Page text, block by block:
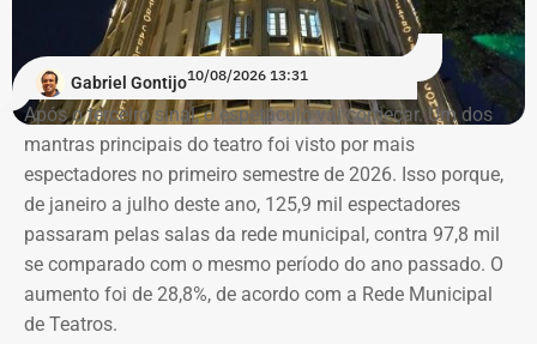
Outros nomes que confirmaram presença na audiência
são o deputado federal Reimont (PT), e representantes do
Sindinformal, do Movimento Unidos dos Camelôs
(MUCA), lideranças das praias e membros do Núcleo de
Trabalhadores Ambulantes do PTRJ, inaugurado
recentemente. Foram convidados ainda, o prefeito
Eduardo Cavaliere (PSD), o secretário municipal de
Ordem Pública, Marcus Belchior, o subprefeito da Zona
Sul, Pedro Angelito e associações de moradores da
região.
Gabriel Gontijo10/08/2026 13:31
Após o terceiro sinal, o espetáculo vai começar. Um dos
mantras principais do teatro foi visto por mais
espectadores no primeiro semestre de 2026. Isso porque,
de janeiro a julho deste ano, 125,9 mil espectadores
passaram pelas salas da rede municipal, contra 97,8 mil
se comparado com o mesmo período do ano passado. O
aumento foi de 28,8%, de acordo com a Rede Municipal
de Teatros.